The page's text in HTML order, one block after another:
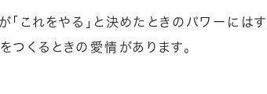
これをやる」と決めたときのパワーには
つくるときの愛情があります。